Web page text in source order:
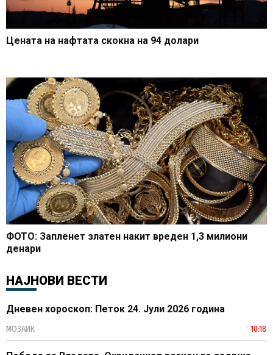
Цената на нафтата скокна на 94 долари
ФОТО: Запленет златен накит вреден 1,3 милиони
денари
НАЈНОВИ ВЕСТИ
Дневен хороскоп: Петок 24. Јули 2026 година
МОЗАИК 10:18